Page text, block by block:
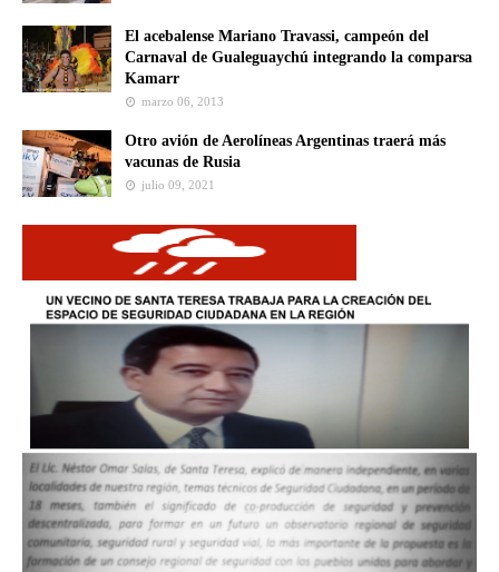
El acebalense Mariano Travassi, campeón del
Carnaval de Gualeguaychú integrando la comparsa
Kamarr
marzo 06, 2013
Otro avión de Aerolíneas Argentinas traerá más
vacunas de Rusia
julio 09, 2021